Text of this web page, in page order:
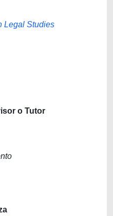
Legal Studies
o Tutor